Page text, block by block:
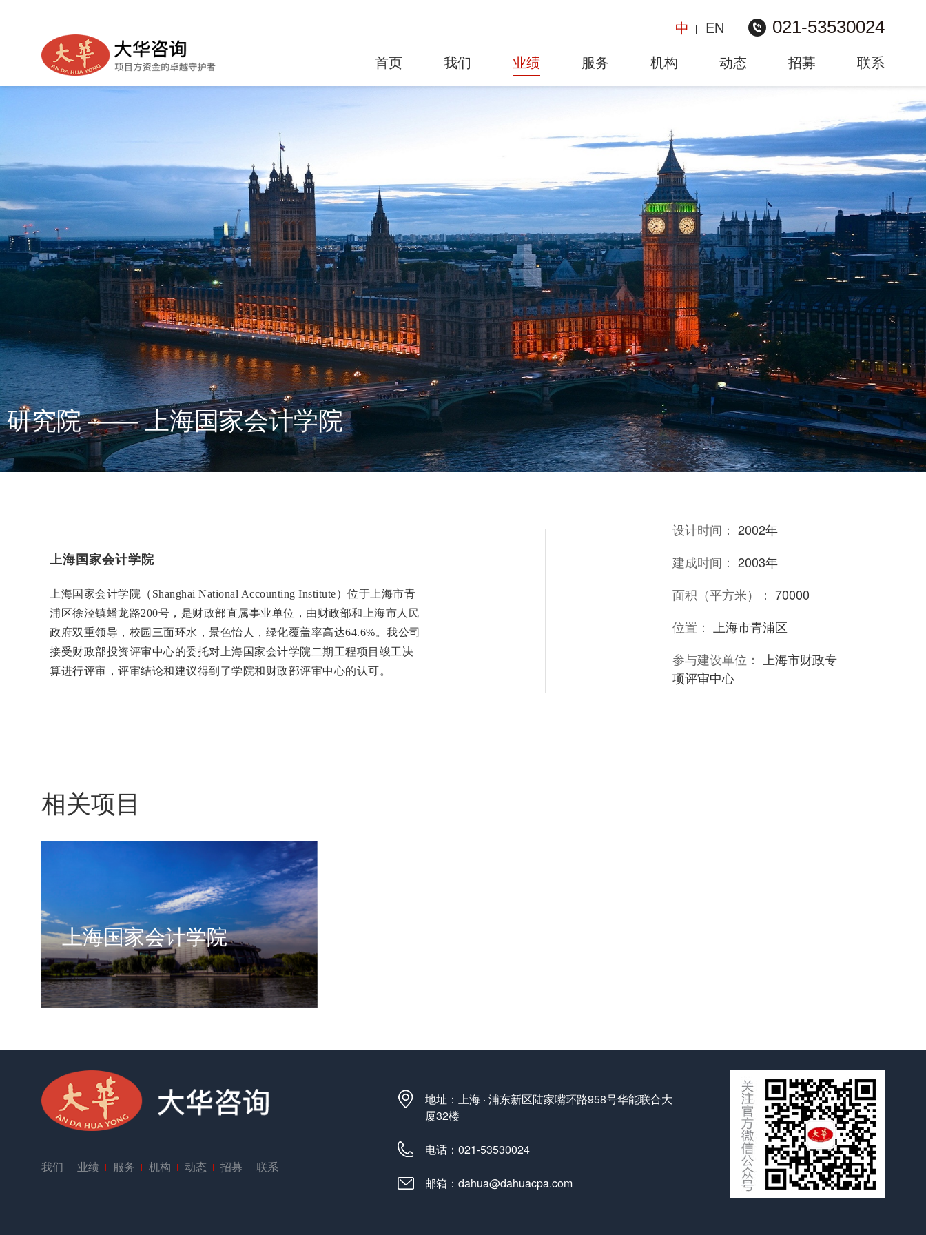
021-53530024
中
EN
首页
我们 业绩 服务 机构 动态 招募 联系
研究院 —— 上海国家会计学院
上海国家会计学院
上海国家会计学院（Shanghai National Accounting Institute） 位于上海市青
浦区徐泾镇蟠龙路200号， 是财政部直属事业单位，由财政部和上海市人民
政府双重领导，校园三面环水，景色怡人，绿化覆盖率高达64.6%。 我公司
接受财政部投资评审中心的委托对上海国家会计学院二期工程项目竣工决
算进行评审，评审结论和建议得到了学院和财政部评审中心的认可。
设计时间： 2002年
建成时间： 2003年
面积（平方米）： 70000
位置：
上海市青浦区
参与建设单位：
上海市财政专
项评审中心
相关项目
上海国家会计学院
我们 业绩 服务 机构 动态 招募 联系
地址：上海 · 浦东新区陆家嘴环路958号华能联合大
厦32楼
电话：021-53530024
邮箱：dahua@dahuacpa.com